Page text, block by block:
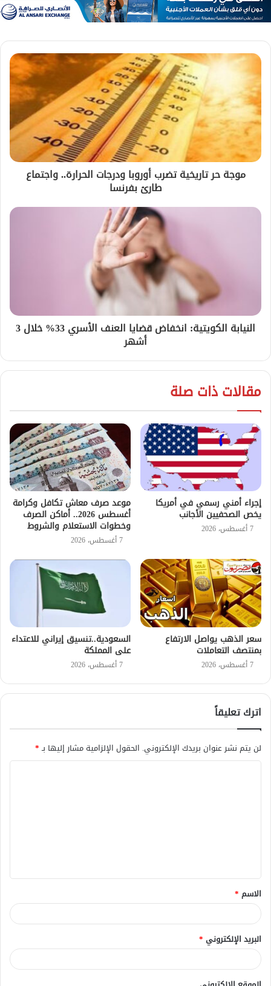
موجة حر تاريخية تضرب أوروبا ودرجات الحرارة.. واجتماع
طارئ بفرنسا
النيابة الكويتية: انخفاض قضايا العنف الأسري 33% خلال 3
أشهر
مقالات ذات صلة
إجراء أمني رسمي في أمريكا
يخص الصحفيين الأجانب
7 أغسطس، 2026
موعد صرف معاش تكافل وكرامة
أغسطس 2026.. أماكن الصرف
وخطوات الاستعلام والشروط
7 أغسطس، 2026
سعر الذهب يواصل الارتفاع
بمنتصف التعاملات
7 أغسطس، 2026
السعودية..تنسيق إيراني للاعتداء
على المملكة
7 أغسطس، 2026
اترك تعليقاً
لن يتم نشر عنوان بريدك الإلكتروني. الحقول الإلزامية مشار إليها بـ*
ق
*
الاسم *
البريد الإلكتروني *